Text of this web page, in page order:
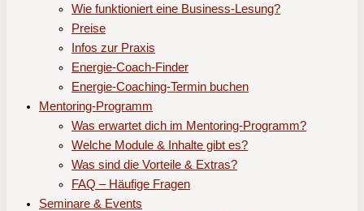
Wie funktioniert eine Business-Lesung?
Preise
Infos zur Praxis
Energie-Coach-Finder
Energie-Coaching-Termin buchen
Mentoring-Programm
Was erwartet dich im Mentoring-Programm?
Welche Module & Inhalte gibt es?
Was sind die Vorteile & Extras?
FAQ – Häufige Fragen
Seminare & Events